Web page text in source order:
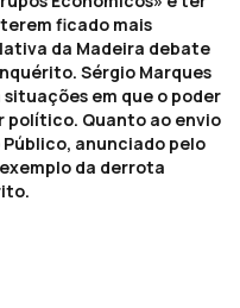
ficado mais
da Madeira debate
Sérgio Marques
em que o poder
político. Quanto ao envio
anunciado pelo
da derrota